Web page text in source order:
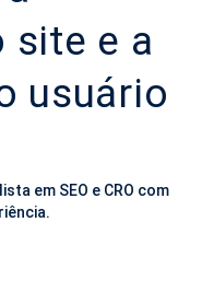
site e a
usuário
em SEO e CRO com